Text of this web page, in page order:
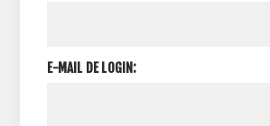
E-MAIL DE LOGIN: